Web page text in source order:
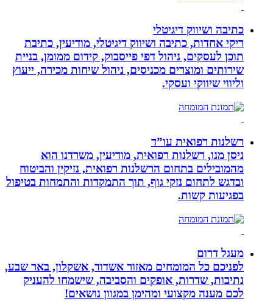
כתיבה ושיווק דיגיטלי
ריקי אחדות, כתיבה ושיווק דיגיטלי, מודיעין, כתיבת
תוכן לעסקים, ניהול דפי פייסבוק, קידום ממומן, בניית
שירותים ומוצרים מכניסים, ניהול שיחות מכירה, ייעוץ
וליווי שיווקי ועסקי.
רשלנות רפואית עו”ד
ניסן מנו, רשלנות רפואית, מודיעין, משרדנו הוא
מהמובילים בתחום הרשלנות רפואית, נזיקין והביטוח
ובדגש לתחום נזקי גוף, תוך התמקדות והתמחות בטיפול
בפגיעות קשות.
מעגל דרום
לפניכם כל המומחים מאזור אשדוד, אשקלון, באר שבע,
נתיבות, שדרות, אופקים והסביבה, שישמחו להעניק
לכם מענה מקצועי ומהימן במגוון נושאים!